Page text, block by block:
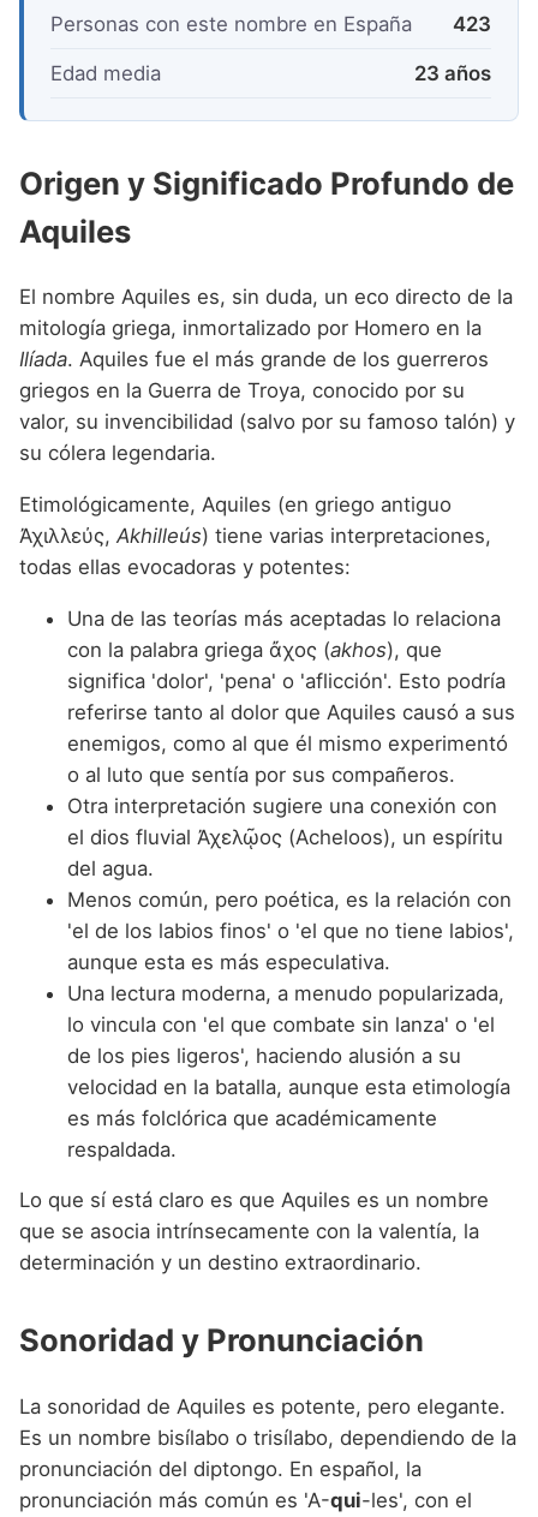
Nombres de niño que empiezan por Z
Personas con este nombre en España 423
Edad media 23 años
Origen y Significado Profundo de
Aquiles
El nombre Aquiles es, sin duda, un eco directo de la
mitología griega, inmortalizado por Homero en la
Ilíada. Aquiles fue el más grande de los guerreros
griegos en la Guerra de Troya, conocido por su
valor, su invencibilidad (salvo por su famoso talón) y
su cólera legendaria.
Etimológicamente, Aquiles (en griego antiguo
Ἀχιλλεύς, Akhilleús) tiene varias interpretaciones,
todas ellas evocadoras y potentes:
Una de las teorías más aceptadas lo relaciona
con la palabra griega ἄχος (akhos), que
significa 'dolor', 'pena' o 'aflicción'. Esto podría
referirse tanto al dolor que Aquiles causó a sus
enemigos, como al que él mismo experimentó
o al luto que sentía por sus compañeros.
Otra interpretación sugiere una conexión con
el dios fluvial Ἀχελῷος (Acheloos), un espíritu
del agua.
Menos común, pero poética, es la relación con
'el de los labios finos' o 'el que no tiene labios',
aunque esta es más especulativa.
Una lectura moderna, a menudo popularizada,
lo vincula con 'el que combate sin lanza' o 'el
de los pies ligeros', haciendo alusión a su
velocidad en la batalla, aunque esta etimología
es más folclórica que académicamente
respaldada.
Lo que sí está claro es que Aquiles es un nombre
que se asocia intrínsecamente con la valentía, la
determinación y un destino extraordinario.
Sonoridad y Pronunciación
La sonoridad de Aquiles es potente, pero elegante.
Es un nombre bisílabo o trisílabo, dependiendo de la
pronunciación del diptongo. En español, la
pronunciación más común es 'A-qui-les', con el